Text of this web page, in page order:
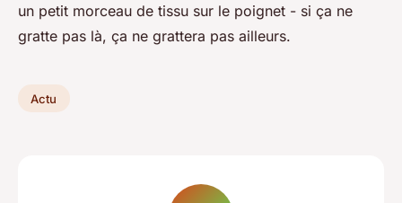
un petit morceau de tissu sur le poignet - si ça ne
gratte pas là, ça ne grattera pas ailleurs.
Actu